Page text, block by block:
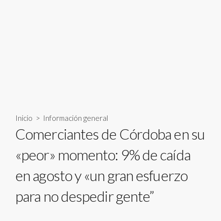
Inicio > Información general
Comerciantes de Córdoba en su
«peor» momento: 9% de caída
en agosto y «un gran esfuerzo
para no despedir gente”